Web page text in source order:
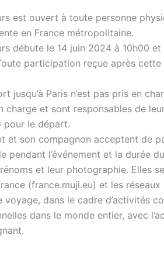
est ouvert à toute personne
en France métropolitaine.
débute le 14 juin 2024 à 10h00
participation reçue après
jusqu’à Paris n’est pas pris en
charge et sont responsables de
pour le départ.
et son compagnon acceptent de
pendant l’événement et la durée
et leur photographie. Elles
(france.muji.eu) et les
voyage, dans le cadre d’activités
dans le monde entier, avec